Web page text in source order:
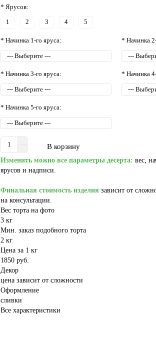
* Ярусов:
1 2 3 4 5
* Начинка 1-го яруса: * Начинка
* Начинка 3-го яруса: * Начинка
* Начинка 5-го яруса:
В корзину
Изменить можно все параметры десерта: вес,
ярусов и надписи.
Финальная стоимость изделия зависит от
на консультации.
Вес торта на фото
3 кг
Мин. заказ подобного торта
2 кг
Цена за 1 кг
1850 руб.
Декор
цена зависит от сложности
Оформление
сливки
Все характеристики